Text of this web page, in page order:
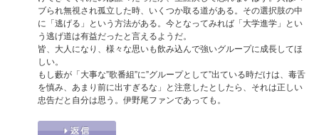
ブられ無視され孤立した時、いくつか取る道がある。その選択肢の中
に「逃げる」という方法がある。今となってみれば「大学進学」とい
う逃げ道は有益だったと言えるようだ。
皆、大人になり、様々な思いも飲み込んで強いグループに成長してほ
しい。
もし藪が「大事な”歌番組”に”グループとして”出ている時だけは、毒舌
を慎み、あまり前に出すぎるな」と注意したとしたら、それは正しい
忠告だと自分は思う。伊野尾ファンであっても。